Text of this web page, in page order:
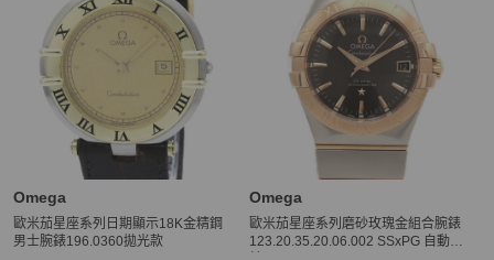
Omega
歐米茄星座系列日期顯示18K金精鋼
男士腕錶196.0360拋光款
Omega
歐米茄星座系列磨砂玫瑰金組合腕錶
123.20.35.20.06.002 SSxPG 自動腕